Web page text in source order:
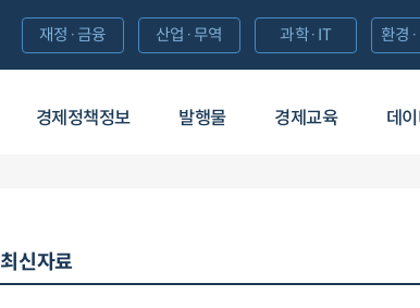
경제정책정보 발행물 경제교육 데
재정·금융 산업·무역 과학·IT 환경
최신자료